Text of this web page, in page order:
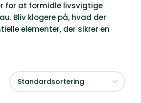
for at formidle livsvigtige
Bliv klogere på, hvad der
elementer, der sikrer en